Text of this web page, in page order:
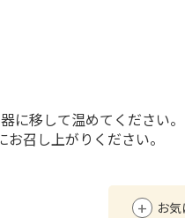
に移して温めてください。
召し上がりください。
お